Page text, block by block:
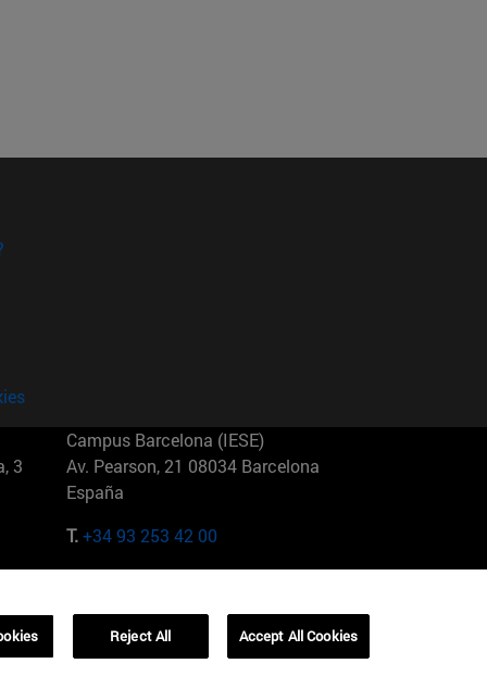
3
Campus Barcelona (IESE)
Av. Pearson, 21 08034 Barcelona
España
T.+34 93 253 42 00
01321001 Bela Vista Brasil
Reject All Accept All Cookies